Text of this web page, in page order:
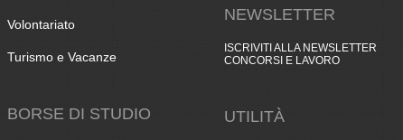
Volontariato
Turismo e Vacanze
BORSE DI STUDIO
NEWSLETTER
ISCRIVITI ALLA NEWSLETTER
CONCORSI E LAVORO
UTILITÀ